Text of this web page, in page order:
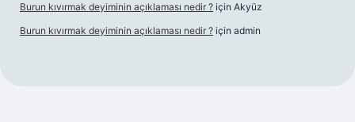
Burun kıvırmak deyiminin açıklaması nedir ? için Akyüz
Burun kıvırmak deyiminin açıklaması nedir ? için admin